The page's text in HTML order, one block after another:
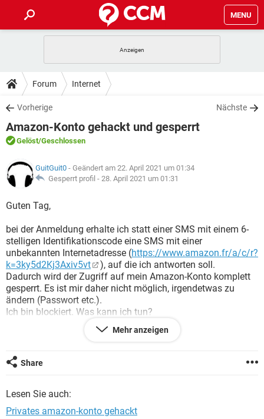
MENU
ANDROID
WINDOWS 10
WHATSAPP TIKTOK
FACEBOOK
TIPPS & TRICKS
SPIELE
WINDOWS 10
FACEBOOK HARDWARE
DOWNLOADS
SPIELE STREAMING
ANDROID
WINDOWS 10 INSTAGRAM
WHATSAPP
FACEBOOK
FORUM
ANDROID IOS
FACEBOOK HARDWARE
LEXIKON
SPIELE
ANDROID
WINDOWS 10 INSTAGRAM
WHATSAPP TIKTOK
FACEBOOK HARDWARE
Forum Internet
Vorherige Nächste
Amazon-Konto gehackt und gesperrt
Gelöst/Geschlossen
GuitGuit0 - Geändert am 22. April 2021 um 01:34
Gesperrt profil - 28. April 2021 um 01:31
Guten Tag,
bei der Anmeldung erhalte ich statt einer SMS mit einem 6-
stelligen Identifikationscode eine SMS mit einer
unbekannten Internetadresse (https://www.amazon.fr/a/c/r?
k=3ky5d2Kj3Axiv5vt
), auf die ich antworten soll.
Dadurch wird der Zugriff auf mein Amazon-Konto komplett
gesperrt. Es ist mir daher nicht möglich, irgendetwas zu
ändern (Passwort etc.).
Ich bin blockiert. Was kann ich tun?
Vielen Dank im Voraus für eine Antwort.
Mehr anzeigen
Share
Lesen Sie auch:
Privates amazon-konto gehackt